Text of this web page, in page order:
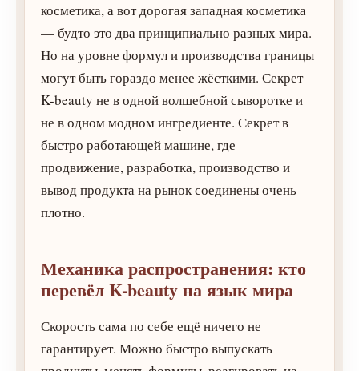
косметика, а вот дорогая западная косметика
— будто это два принципиально разных мира.
Но на уровне формул и производства границы
могут быть гораздо менее жёсткими. Секрет
K-beauty не в одной волшебной сыворотке и
не в одном модном ингредиенте. Секрет в
быстро работающей машине, где
продвижение, разработка, производство и
вывод продукта на рынок соединены очень
плотно.
Механика распространения: кто
перевёл K-beauty на язык мира
Скорость сама по себе ещё ничего не
гарантирует. Можно быстро выпускать